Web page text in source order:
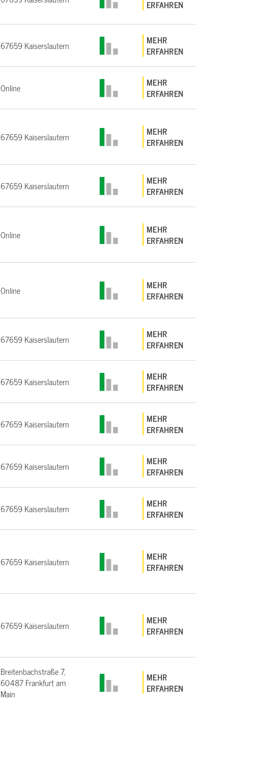
ERFAHREN
67659 Kaiserslautern
MEHR
ERFAHREN
Online
MEHR
ERFAHREN
67659 Kaiserslautern
MEHR
ERFAHREN
67659 Kaiserslautern
MEHR
ERFAHREN
Online
MEHR
ERFAHREN
Online
MEHR
ERFAHREN
67659 Kaiserslautern
MEHR
ERFAHREN
67659 Kaiserslautern
MEHR
ERFAHREN
67659 Kaiserslautern
MEHR
ERFAHREN
67659 Kaiserslautern
MEHR
ERFAHREN
67659 Kaiserslautern
MEHR
ERFAHREN
67659 Kaiserslautern
MEHR
ERFAHREN
67659 Kaiserslautern
MEHR
ERFAHREN
Breitenbachstraße 7,
60487 Frankfurt am
Main
MEHR
ERFAHREN